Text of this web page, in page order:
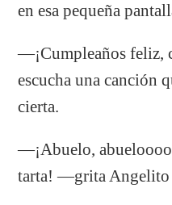
en esa pequeña
—¡Cumpleaños feliz,
escucha una canción
cierta.
—¡Abuelo,
tarta! —grita Angelito